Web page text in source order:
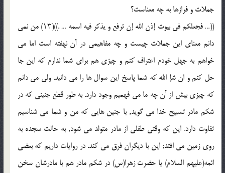
جملات و فرازها به چه معناست؟
((… فجعلکم فى بیوت إذن الله إن ترفع و یذکر فیه اسمه … .))(۱۳) من نمى
دانم معناى این جملات چیست و چه مفاهیمى در آن نهفته است اما مى
خواهم به جهل خودم اعتراف کنم و چیزى هم براى شما ندارم که این جا
حل کنم و ان شإ الله که شما پاسخ این سوال ها را مى دانید. ولى مى دانم
که چیزى بیش از آن چه ما مى فهمیم وجود دارد. به طور قطع جنینى که در
شکم مادر تسبیح خدا مى گوید, با جنین هایى که من و شما مى شناسیم
تفاوت دارد. این که وقتى طفلى از مادر متولد مى شود, به حالت سجده به
روى زمین مى افتد; این با دیگران فرق مى کند. در روایات داریم که بعضى
ائمه(علیهم السلام) یا حضرت زهرا(س) در شکم مادر هم با مادرشان سخن